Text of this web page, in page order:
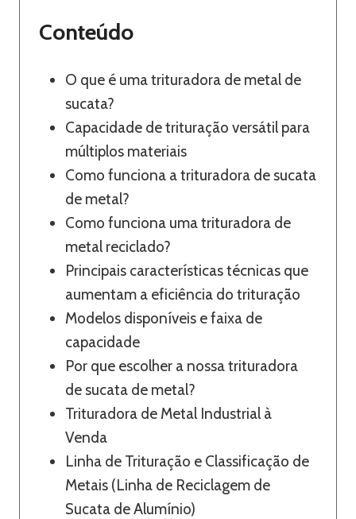
Conteúdo
O que é uma trituradora de metal de
sucata?
Capacidade de trituração versátil para
múltiplos materiais
Como funciona a trituradora de sucata
de metal?
Como funciona uma trituradora de
metal reciclado?
Principais características técnicas que
aumentam a eficiência do trituração
Modelos disponíveis e faixa de
capacidade
Por que escolher a nossa trituradora
de sucata de metal?
Trituradora de Metal Industrial à
Venda
Linha de Trituração e Classificação de
Metais (Linha de Reciclagem de
Sucata de Alumínio)